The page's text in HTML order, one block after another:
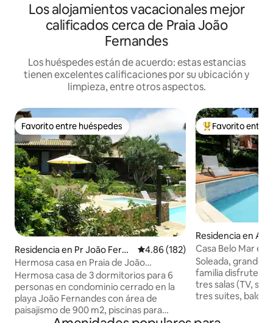
Los alojamientos vacacionales mejor
calificados cerca de Praia João
Fernandes
Los huéspedes están de acuerdo: estas estancias
tienen excelentes calificaciones por su ubicación y
limpieza, entre otros aspectos.
Favorito entre huéspedes
Favorito entre huéspedes
Residencia en Pr João Ferna
ndes
Calificación promedio: 4.86 de
4.86 (182)
Hermosa casa en Praia de João
Fernandes
Hermosa casa de 3 dormitorios para 6
personas en condominio cerrado en la
playa João Fernandes con área de
paisajismo de 900 m2, piscinas para
De los mejores
Favorito entre
Residencia en
úzios
Casa Belo Mar en
centro
Soleada, grande
familia disfrute y se relaje.
tres salas (TV,
tres suites,
escritorio,